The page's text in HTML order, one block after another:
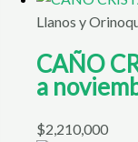
Llanos y
CAÑO
a
$2,210,000